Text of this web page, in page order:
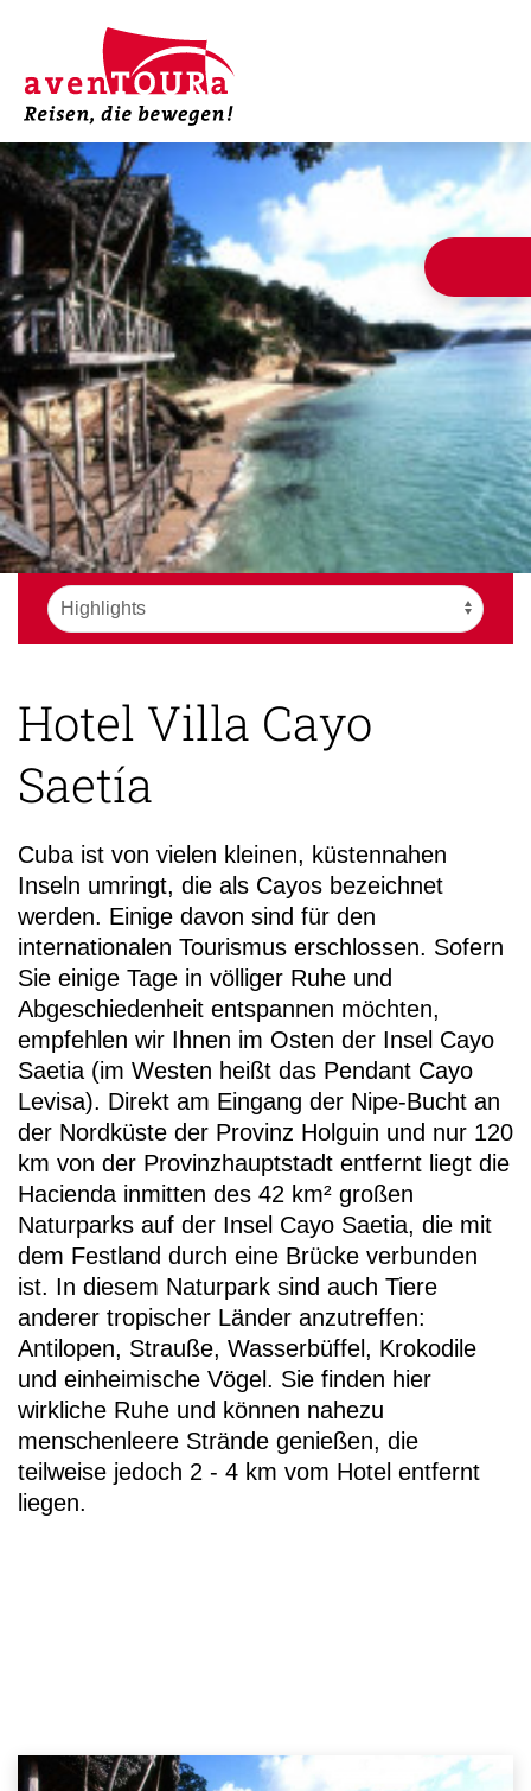
Hotel Villa Cayo
Saetía
Cuba ist von vielen kleinen, küstennahen
Inseln umringt, die als Cayos bezeichnet
werden. Einige davon sind für den
internationalen Tourismus erschlossen. Sofern
Sie einige Tage in völliger Ruhe und
Abgeschiedenheit entspannen möchten,
empfehlen wir Ihnen im Osten der Insel Cayo
Saetia (im Westen heißt das Pendant Cayo
Levisa). Direkt am Eingang der Nipe-Bucht an
der Nordküste der Provinz Holguin und nur 120
km von der Provinzhauptstadt entfernt liegt die
Hacienda inmitten des 42 km² großen
Naturparks auf der Insel Cayo Saetia, die mit
dem Festland durch eine Brücke verbunden
ist. In diesem Naturpark sind auch Tiere
anderer tropischer Länder anzutreffen:
Antilopen, Strauße, Wasserbüffel, Krokodile
und einheimische Vögel. Sie finden hier
wirkliche Ruhe und können nahezu
menschenleere Strände genießen, die
teilweise jedoch 2 - 4 km vom Hotel entfernt
liegen.